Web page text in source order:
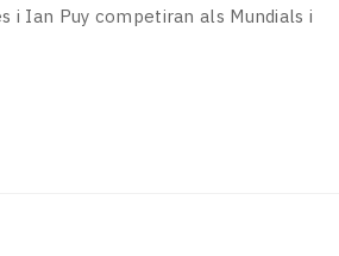
i Ian Puy competiran als Mundials i